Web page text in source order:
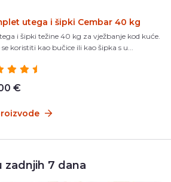
utega i šipki Cembar 40 kg
i šipki težine 40 kg za vježbanje kod kuće.
se koristiti kao bučice ili kao šipka s u...
€
zadnjih 7 dana